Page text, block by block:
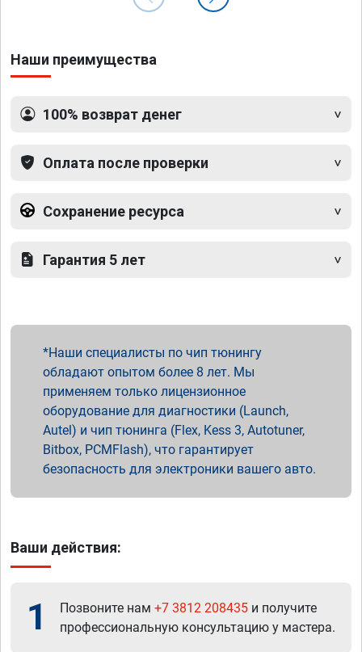
Наши преимущества
100% возврат денег
Оплата после проверки
Сохранение ресурса
Гарантия 5 лет
Наши специалисты по чип тюнингу
обладают опытом более 8 лет. Мы
применяем только лицензионное
оборудование для диагностики (Launch,
Autel) и чип тюнинга (Flex, Kess 3, Autotuner,
Bitbox, PCMFlash), что гарантирует
безопасность для электроники вашего авто.
Ваши действия:
1 Позвоните нам +7 3812 208435 и получите
профессиональную консультацию у мастера.